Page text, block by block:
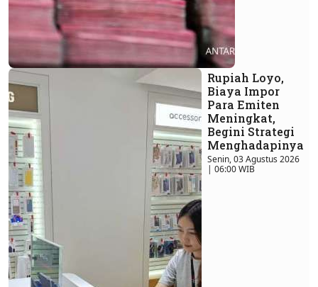
Rupiah Loyo,
Biaya Impor
Para Emiten
Meningkat,
Begini Strategi
Menghadapinya
Senin, 03 Agustus 2026
| 06:00 WIB